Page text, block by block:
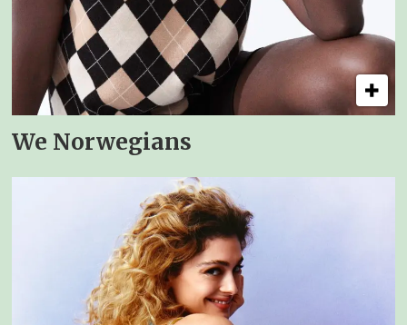
We Norwegians